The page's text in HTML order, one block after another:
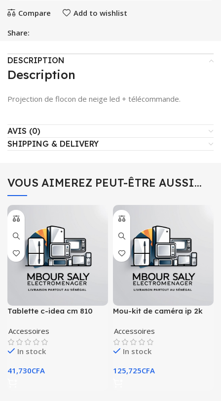
Compare Add to wishlist
Share:
DESCRIPTION
Description
Projection de flocon de neige led + télécommande.
AVIS (0)
SHIPPING & DELIVERY
VOUS AIMEREZ PEUT-ÊTRE AUSSI…
Tablette c-idea cm 810
Accessoires
In stock
41,730CFA
Mou-kit de caméra ip 2k
solaire
Accessoires
In stock
125,725CFA